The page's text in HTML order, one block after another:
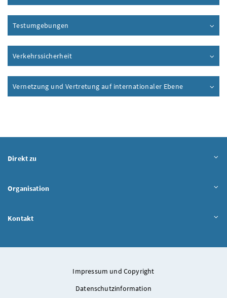
Testumgebungen
Verkehrssicherheit
Vernetzung und Vertretung auf internationaler Ebene
Direkt zu
Organisation
Kontakt
Impressum und Copyright
Datenschutzinformation